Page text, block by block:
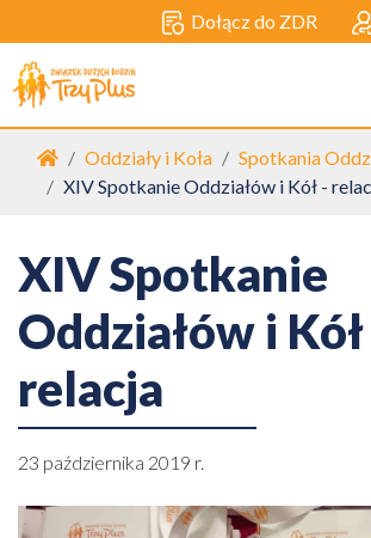
Dołącz do ZDR
Strona główna
Oddziały i Koła
Spotkania
XIV Spotkanie Oddziałów i Kół -
XIV Spotkanie
Oddziałów i
relacja
23 października 2019 r.